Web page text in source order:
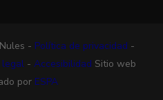
- Política de privacidad -
legal- Accesibilidad Sitio web
por ESPA